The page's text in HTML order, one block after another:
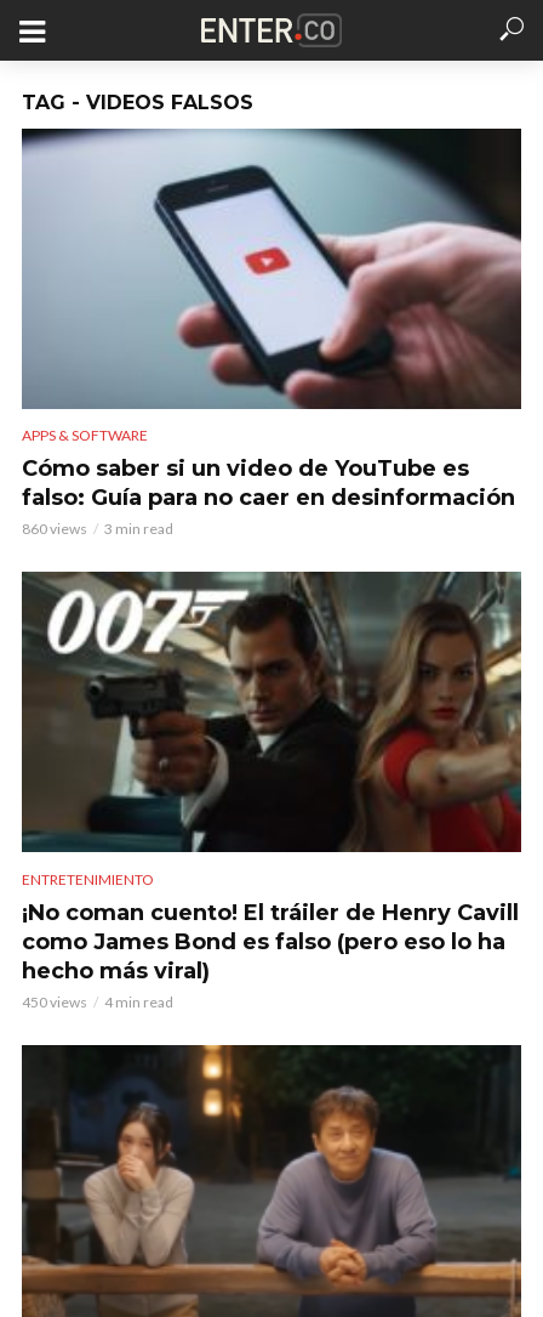
TAG - VIDEOS FALSOS
APPS & SOFTWARE
Cómo saber si un video de YouTube es
falso: Guía para no caer en desinformación
860 views 3 min read
ENTRETENIMIENTO
¡No coman cuento! El tráiler de Henry Cavill
como James Bond es falso (pero eso lo ha
hecho más viral)
450 views 4 min read